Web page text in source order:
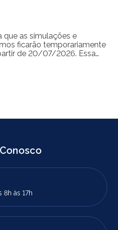
que as simulações e
ficarão temporariamente
de 20/07/2026. Essa
contratar empréstimos
pela CBS Previdência.
que […]
8h às 17h